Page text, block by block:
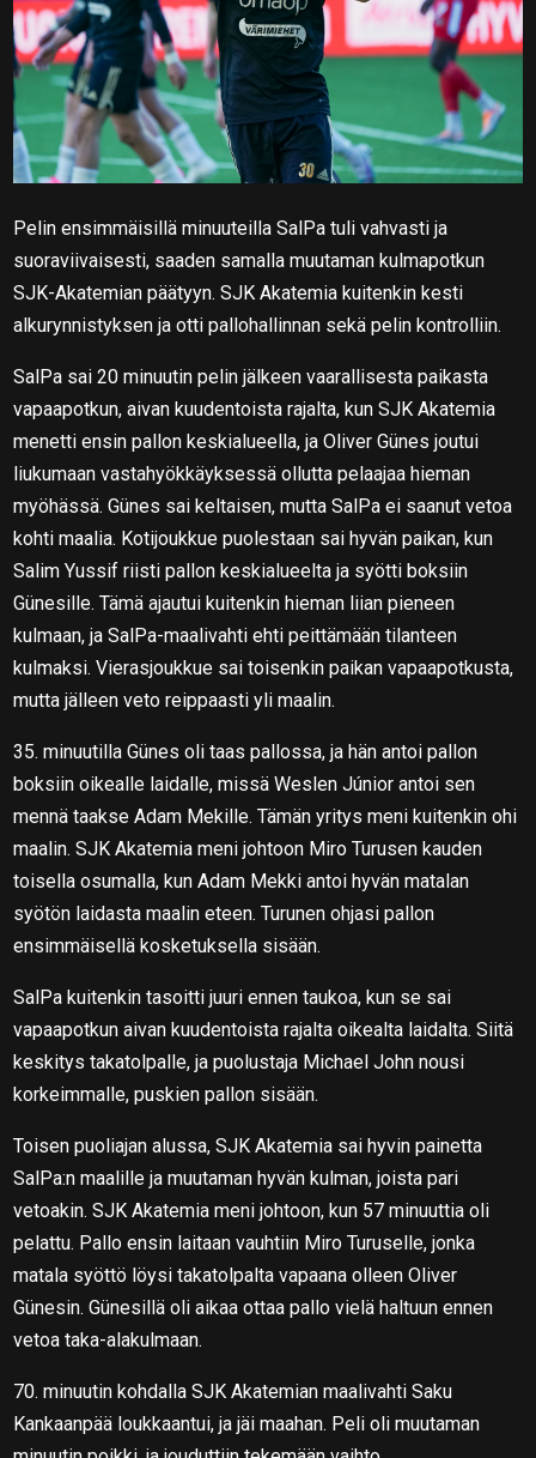
Pelin ensimmäisillä minuuteilla SalPa tuli vahvasti ja
suoraviivaisesti, saaden samalla muutaman kulmapotkun
SJK-Akatemian päätyyn. SJK Akatemia kuitenkin kesti
alkurynnistyksen ja otti pallohallinnan sekä pelin kontrolliin.
SalPa sai 20 minuutin pelin jälkeen vaarallisesta paikasta
vapaapotkun, aivan kuudentoista rajalta, kun SJK Akatemia
menetti ensin pallon keskialueella, ja Oliver Günes joutui
liukumaan vastahyökkäyksessä ollutta pelaajaa hieman
myöhässä. Günes sai keltaisen, mutta SalPa ei saanut vetoa
kohti maalia. Kotijoukkue puolestaan sai hyvän paikan, kun
Salim Yussif riisti pallon keskialueelta ja syötti boksiin
Günesille. Tämä ajautui kuitenkin hieman liian pieneen
kulmaan, ja SalPa-maalivahti ehti peittämään tilanteen
kulmaksi. Vierasjoukkue sai toisenkin paikan vapaapotkusta,
mutta jälleen veto reippaasti yli maalin.
35. minuutilla Günes oli taas pallossa, ja hän antoi pallon
boksiin oikealle laidalle, missä Weslen Júnior antoi sen
mennä taakse Adam Mekille. Tämän yritys meni kuitenkin ohi
maalin. SJK Akatemia meni johtoon Miro Turusen kauden
toisella osumalla, kun Adam Mekki antoi hyvän matalan
syötön laidasta maalin eteen. Turunen ohjasi pallon
ensimmäisellä kosketuksella sisään.
SalPa kuitenkin tasoitti juuri ennen taukoa, kun se sai
vapaapotkun aivan kuudentoista rajalta oikealta laidalta. Siitä
keskitys takatolpalle, ja puolustaja Michael John nousi
korkeimmalle, puskien pallon sisään.
Toisen puoliajan alussa, SJK Akatemia sai hyvin painetta
SalPa:n maalille ja muutaman hyvän kulman, joista pari
vetoakin. SJK Akatemia meni johtoon, kun 57 minuuttia oli
pelattu. Pallo ensin laitaan vauhtiin Miro Turuselle, jonka
matala syöttö löysi takatolpalta vapaana olleen Oliver
Günesin. Günesillä oli aikaa ottaa pallo vielä haltuun ennen
vetoa taka-alakulmaan.
70. minuutin kohdalla SJK Akatemian maalivahti Saku
Kankaanpää loukkaantui, ja jäi maahan. Peli oli muutaman